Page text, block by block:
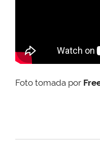
Foto tomada por